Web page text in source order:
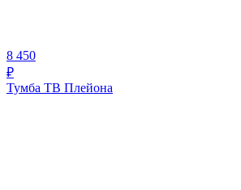
8 450
₽
Тумба ТВ Плейона